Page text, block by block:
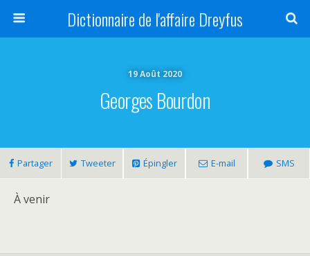
Dictionnaire de l'affaire Dreyfus
19 Août 2020
Georges Bourdon
Partager Tweeter Épingler E-mail SMS
À venir